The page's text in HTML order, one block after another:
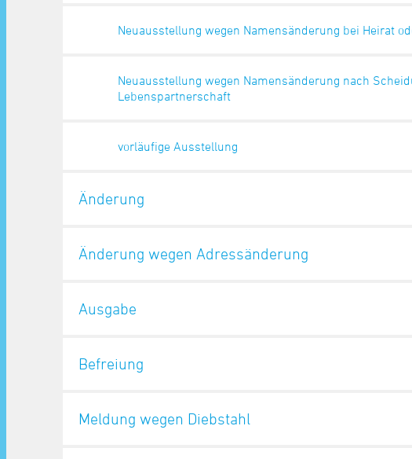
Neuausstellung wegen Namensänderung bei Heirat
Neuausstellung wegen Namensänderung nach
Lebenspartnerschaft
vorläufige Ausstellung
Änderung
Änderung wegen Adressänderung
Ausgabe
Befreiung
Meldung wegen Diebstahl